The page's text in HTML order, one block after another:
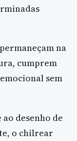
na
cumprem
sem
desenho de
o chilrear